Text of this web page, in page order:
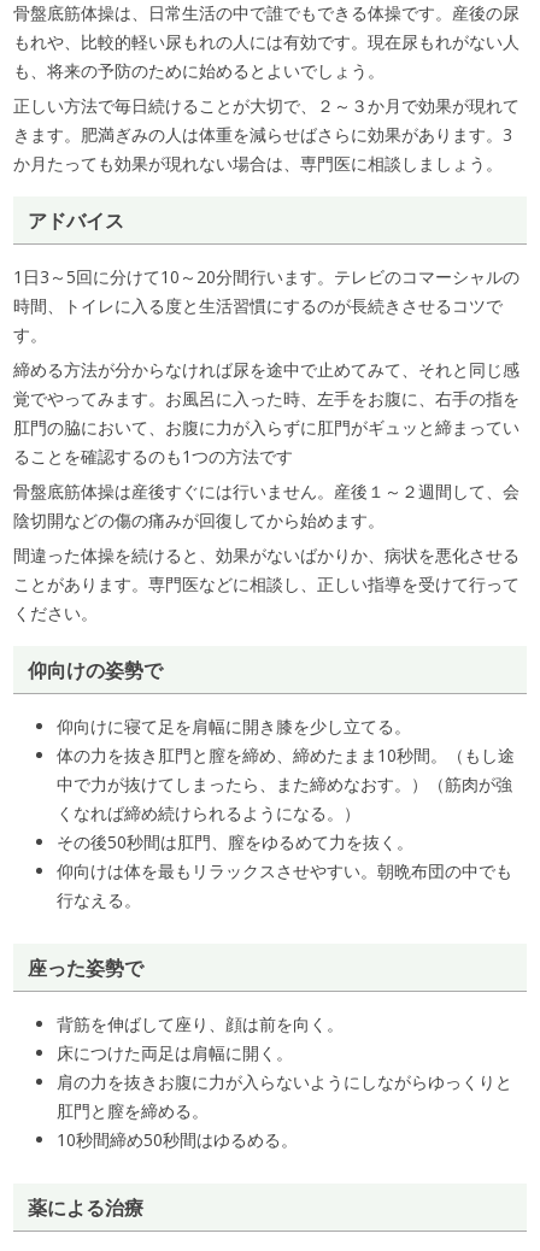
骨盤底筋体操は、日常生活の中で誰でもできる体操です。産後の尿
もれや、比較的軽い尿もれの人には有効です。現在尿もれがない人
も、将来の予防のために始めるとよいでしょう。
正しい方法で毎日続けることが大切で、２～３か月で効果が現れて
きます。肥満ぎみの人は体重を減らせばさらに効果があります。3
か月たっても効果が現れない場合は、専門医に相談しましょう。
アドバイス
1日3～5回に分けて10～20分間行います。テレビのコマーシャルの
時間、トイレに入る度と生活習慣にするのが長続きさせるコツで
す。
締める方法が分からなければ尿を途中で止めてみて、それと同じ感
覚でやってみます。お風呂に入った時、左手をお腹に、右手の指を
肛門の脇において、お腹に力が入らずに肛門がギュッと締まってい
ることを確認するのも1つの方法です
骨盤底筋体操は産後すぐには行いません。産後１～２週間して、会
陰切開などの傷の痛みが回復してから始めます。
間違った体操を続けると、効果がないばかりか、病状を悪化させる
ことがあります。専門医などに相談し、正しい指導を受けて行って
ください。
仰向けの姿勢で
仰向けに寝て足を肩幅に開き膝を少し立てる。
体の力を抜き肛門と膣を締め、締めたまま10秒間。（もし途
中で力が抜けてしまったら、また締めなおす。）（筋肉が強
くなれば締め続けられるようになる。）
その後50秒間は肛門、膣をゆるめて力を抜く。
仰向けは体を最もリラックスさせやすい。朝晩布団の中でも
行なえる。
座った姿勢で
背筋を伸ばして座り、顔は前を向く。
床につけた両足は肩幅に開く。
肩の力を抜きお腹に力が入らないようにしながらゆっくりと
肛門と膣を締める。
10秒間締め50秒間はゆるめる。
薬による治療